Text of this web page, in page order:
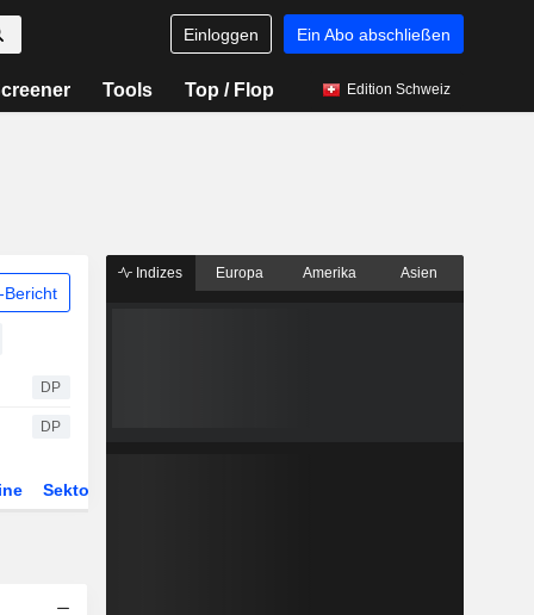
Einloggen Ein Abo abschließen
Tools Top / Flop Edition Schweiz
Bericht
DP
DP
Sektor
Indizes Europa Amerika Asien